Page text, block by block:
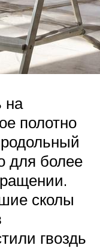
на
полотно
для более
сколы
гвоздь